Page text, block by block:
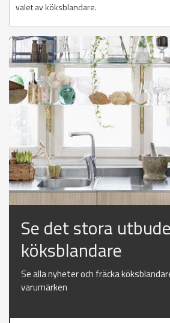
valet av köksblandare.
Se det stora
köksblandare
Se alla nyheter och fräcka
varumärken